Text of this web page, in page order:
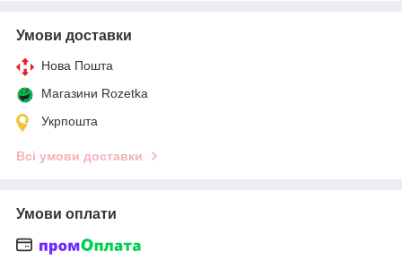
Умови доставки
Нова Пошта
Магазини Rozetka
Укрпошта
Всі умови доставки
Умови оплати